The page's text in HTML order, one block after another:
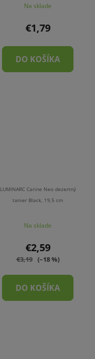
Na sklade
€1,79
DO KOŠÍKA
LUMINARC Carine Neo dezertný
tanier Black, 19,5 cm
Na sklade
€2,59
€3,19 (–18 %)
DO KOŠÍKA